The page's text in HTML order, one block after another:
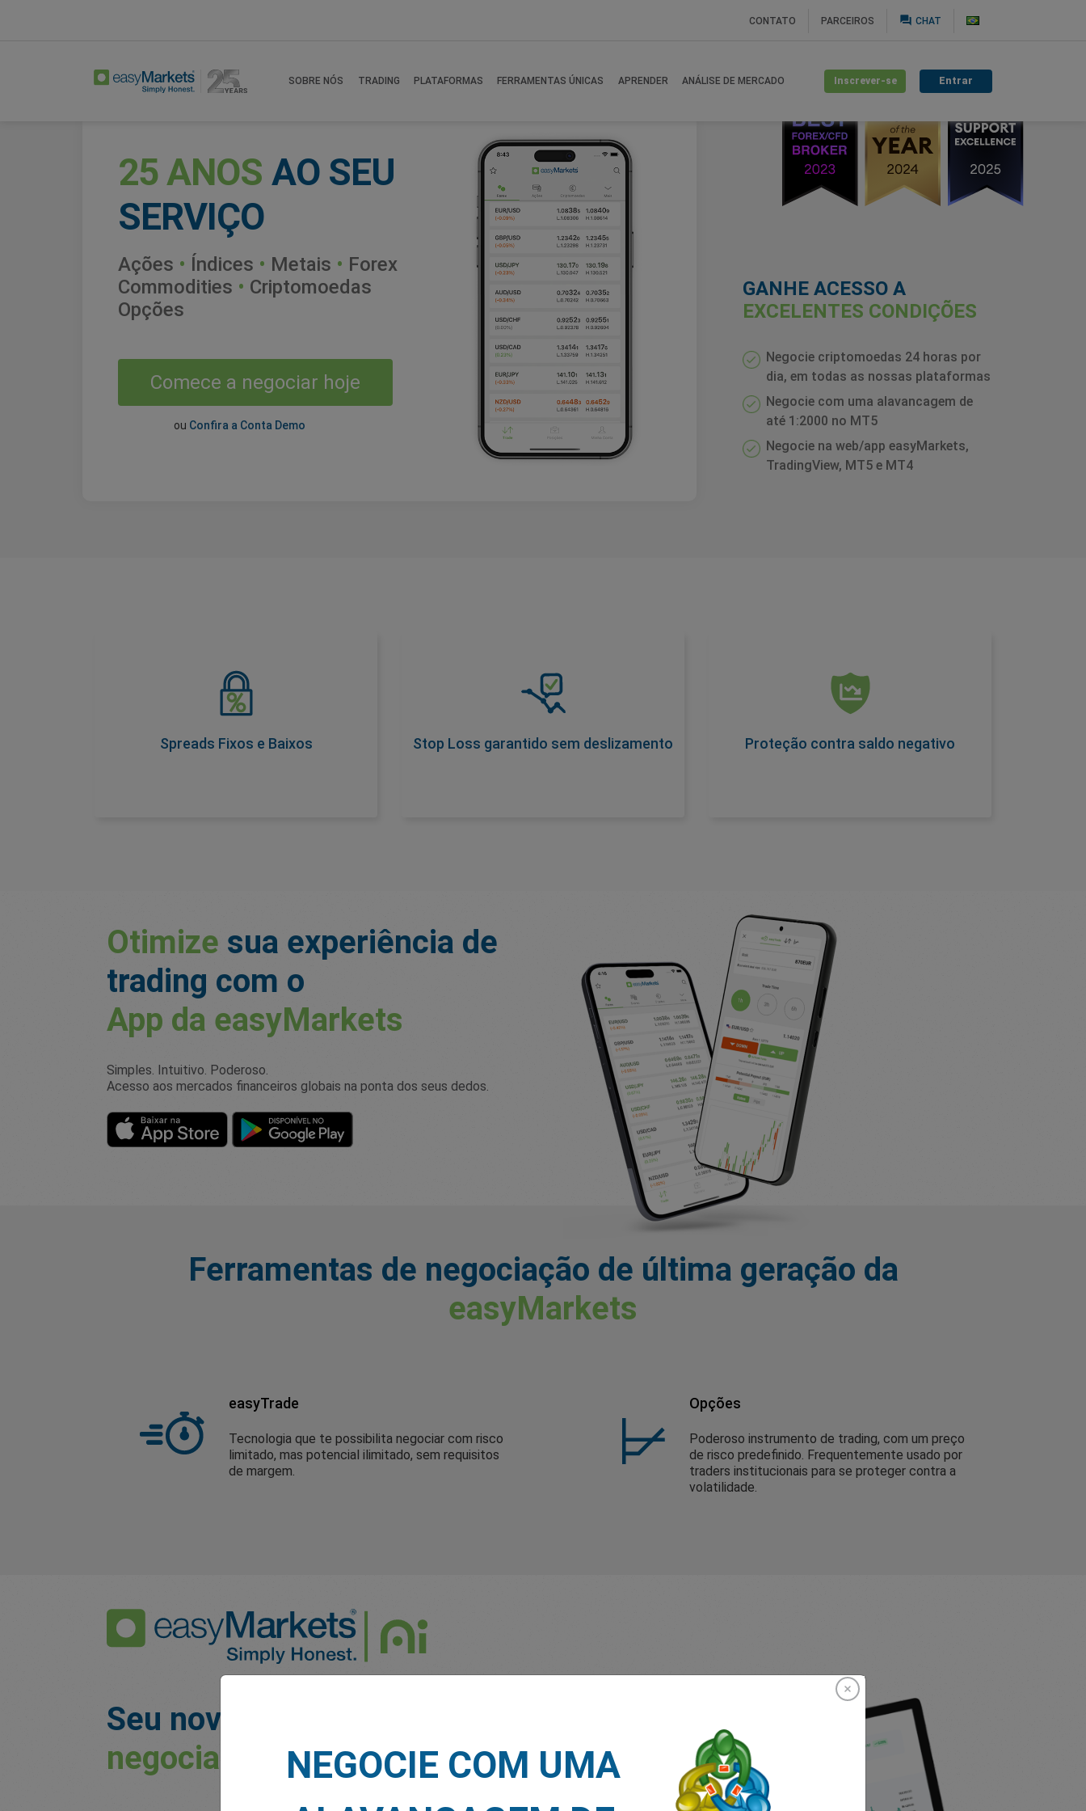
CONTATO PARCEIROS question_answer CHAT
SOBRE NÓS TRADING PLATAFORMAS FERRAMENTAS ÚNICAS APRENDER ANÁLISE DE MERCADO Inscrever-se Entrar
25 ANOS AO SEU
SERVIÇO
Ações • Índices • Metais • Forex
Commodities • Criptomoedas
Opções
Comece a negociar hoje
ou Confira a Conta Demo
GANHE ACESSO A
EXCELENTES CONDIÇÕES
Negocie criptomoedas 24 horas por
dia, em todas as nossas plataformas
Negocie com uma alavancagem de
até 1:2000 no MT5
Negocie na web/app easyMarkets,
TradingView, MT5 e MT4
Spreads Fixos e Baixos
Como parte de nossa Promessa de
Transparência de Preços, nossos spreads
negociação, para que você fique a par dos
Stop Loss garantido sem deslizamento
Proteja suas negociações com um
ausência de deslizamento na taxa de stop
Proteção contra saldo negativo
Outra condição oferecida como um recurso
padrão nas contas easyMarkets, isso
negociar.
Otimize sua experiência de
trading com o
App da easyMarkets
Simples. Intuitivo. Poderoso.
Acesso aos mercados financeiros globais na ponta dos seus dedos.
Ferramentas de negociação de última geração da
easyMarkets
easyTrade
Tecnologia que te possibilita negociar com risco
limitado, mas potencial ilimitado, sem requisitos
de margem.
Opções
Poderoso instrumento de trading, com um preço
de risco predefinido. Frequentemente usado por
traders institucionais para se proteger contra a
volatilidade.
Seu novo
negociação
NEGOCIE COM UMA